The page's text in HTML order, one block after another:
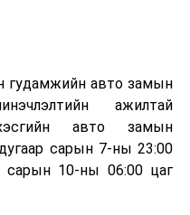
ашиглаж
хувьд шаталтын дараа
ашигт эрдсийг сэргээн
Өмнөд Солонгос
технологийг ашиглаж
гудамжийн авто замын
ажилтай
авто замын
сарын 7-ны 23:00
сарын 10-ны 06:00 цаг